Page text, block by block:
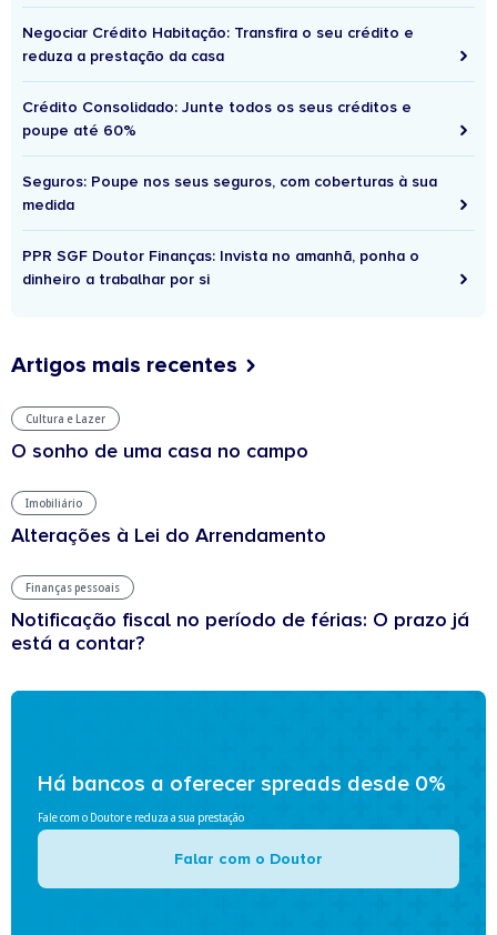
Negociar Crédito Habitação: Transfira o seu crédito e
reduza a prestação da casa
Crédito Consolidado: Junte todos os seus créditos e
poupe até 60%
Seguros: Poupe nos seus seguros, com coberturas à sua
medida
PPR SGF Doutor Finanças: Invista no amanhã, ponha o
dinheiro a trabalhar por si
Artigos mais recentes
Cultura e Lazer
O sonho de uma casa no campo
Imobiliário
Alterações à Lei do Arrendamento
Finanças pessoais
Notificação fiscal no período de férias: O prazo já
está a contar?
Há bancos a oferecer spreads desde 0%
Fale com o Doutor e reduza a sua prestação
Falar com o Doutor